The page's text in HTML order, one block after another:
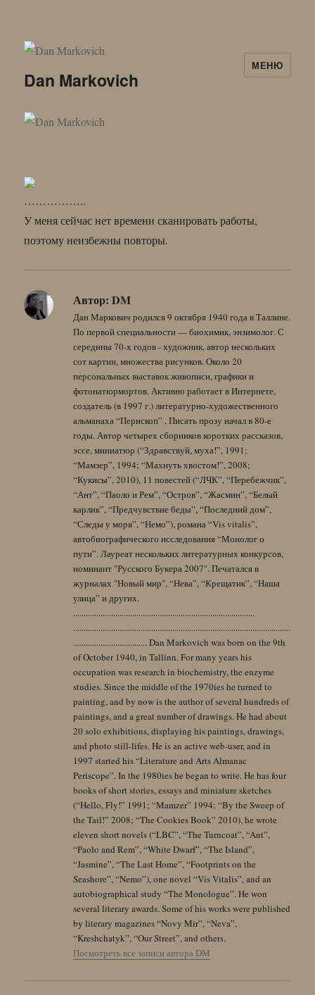
Dan Markovich
МЕНЮ
……………..
У меня сейчас нет времени сканировать работы,
поэтому неизбежны повторы.
Автор: DM
Дан Маркович родился 9 октября 1940 года в Таллине.
По первой специальности — биохимик, энзимолог. С
середины 70-х годов - художник, автор нескольких
сот картин, множества рисунков. Около 20
персональных выставок живописи, графики и
фотонатюрмортов. Активно работает в Интернете,
создатель (в 1997 г.) литературно-художественного
альманаха “Перископ” . Писать прозу начал в 80-е
годы. Автор четырех сборников коротких рассказов,
эссе, миниатюр (“Здравствуй, муха!”, 1991;
“Мамзер”, 1994; “Махнуть хвостом!”, 2008;
“Кукисы”, 2010), 11 повестей (“ЛЧК”, “Перебежчик”,
“Ант”, “Паоло и Рем”, “Остров”, “Жасмин”, “Белый
карлик”, “Предчувствие беды”, “Последний дом”,
“Следы у моря”, “Немо”), романа “Vis vitalis”,
автобиографического исследования “Монолог о
пути”. Лауреат нескольких литературных конкурсов,
номинант "Русского Букера 2007". Печатался в
журналах "Новый мир", “Нева”, “Крещатик”, “Наша
улица” и других.
......................................................................................
.......................................................................................................
................................... Dan Markovich was born on the 9th
of October 1940, in Tallinn. For many years his
occupation was research in biochemistry, the enzyme
studies. Since the middle of the 1970ies he turned to
painting, and by now is the author of several hundreds of
paintings, and a great number of drawings. He had about
20 solo exhibitions, displaying his paintings, drawings,
and photo still-lifes. He is an active web-user, and in
1997 started his “Literature and Arts Almanac
Periscope”. In the 1980ies he began to write. He has four
books of short stories, essays and miniature sketches
(“Hello, Fly!” 1991; “Mamzer” 1994; “By the Sweep of
the Tail!” 2008; “The Cookies Book” 2010), he wrote
eleven short novels (“LBC”, “The Turncoat”, “Ant”,
“Paolo and Rem”, “White Dwarf”, “The Island”,
“Jasmine”, “The Last Home”, “Footprints on the
Seashore”, “Nemo”), one novel “Vis Vitalis”, and an
autobiographical study “The Monologue”. He won
several literary awards. Some of his works were published
by literary magazines “Novy Mir”, “Neva”,
“Kreshchatyk”, “Our Street”, and others.
Посмотреть все записи автора DM